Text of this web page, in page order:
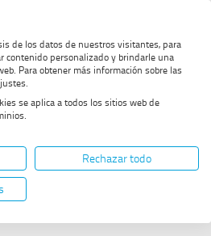
de los datos de nuestros visitantes, para
contenido personalizado y brindarle una
Para obtener más información sobre las
se aplica a todos los sitios web de
Rechazar todo